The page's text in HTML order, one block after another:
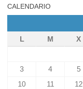
CALENDARIO
L
M X
3
4 5
10
11 12